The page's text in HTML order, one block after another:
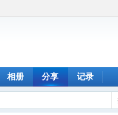
相册 分享 记录